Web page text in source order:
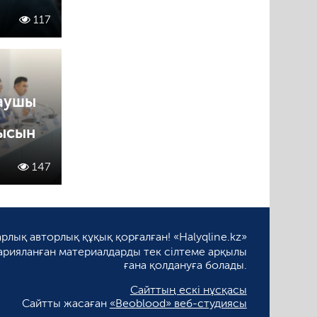
117
147
авторлық құқық қорғалған! «Halyqline.kz»
материалдарды тек сілтеме арқылы
ғана қолдануға болады.
Сайттың ескі нұсқасы
Сайтты жасаған «Beoblood» веб-студиясы